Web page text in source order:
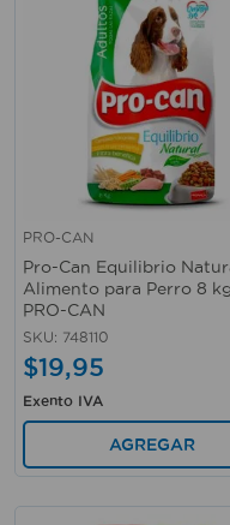
PRO-CAN
Pro-Can Equilibrio
Alimento para Perro 8
PRO-CAN
SKU: 748110
$19,95
Exento IVA
AGREGAR